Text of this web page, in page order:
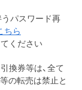
うパスワード再
ちら
ください
換券等は、全て
の転売は禁止と